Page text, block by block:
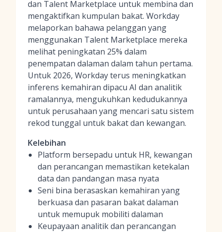
dan Talent Marketplace untuk membina dan
mengaktifkan kumpulan bakat. Workday
melaporkan bahawa pelanggan yang
menggunakan Talent Marketplace mereka
melihat peningkatan 25% dalam
penempatan dalaman dalam tahun pertama.
Untuk 2026, Workday terus meningkatkan
inferens kemahiran dipacu AI dan analitik
ramalannya, mengukuhkan kedudukannya
untuk perusahaan yang mencari satu sistem
rekod tunggal untuk bakat dan kewangan.
Kelebihan
Platform bersepadu untuk HR, kewangan
dan perancangan memastikan ketekalan
data dan pandangan masa nyata
Seni bina berasaskan kemahiran yang
berkuasa dan pasaran bakat dalaman
untuk memupuk mobiliti dalaman
Keupayaan analitik dan perancangan